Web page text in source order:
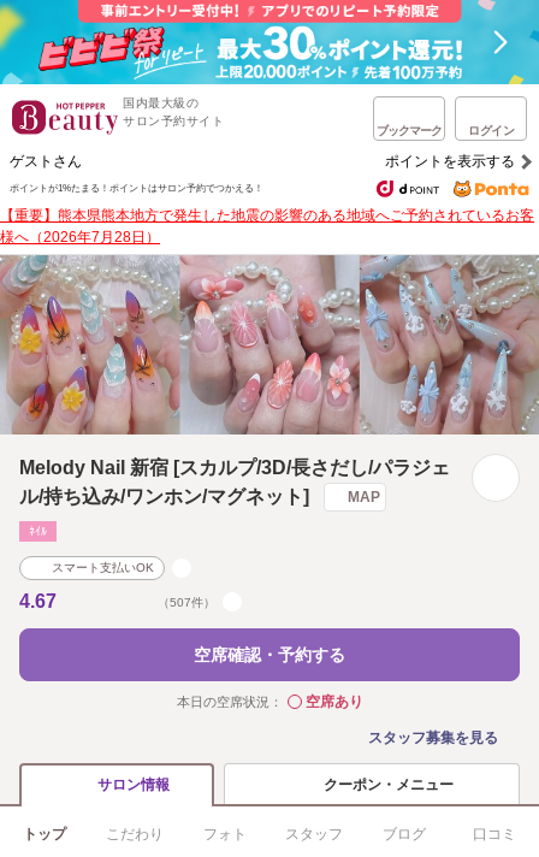
国内最大級の
サロン予約サイト
ブックマーク ログイン
ゲストさん ポイントを表示する
ポイントが1%たまる！ ポイントはサロン予約でつかえる！
【重要】熊本県熊本地方で発生した地震の影響のある地域へご予約されているお客
様へ（2026年7月28日）
Melody Nail 新宿 [スカルプ/3D/長さだし/パラジェ
ル/持ち込み/ワンホン/マグネット]
MAP
ﾈｲﾙ
スマート支払いOK
4.67 （507件）
空席確認・予約する
本日の空席状況： ◯空席あり
スタッフ募集を見る
サロン情報 クーポン・メニュー
トップ こだわり フォト スタッフ ブログ 口コミ